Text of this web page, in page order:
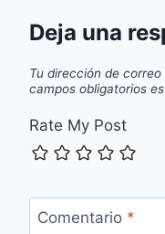
Deja una
Tu dirección de
campos obligatorios
Rate My Post
Comentario *